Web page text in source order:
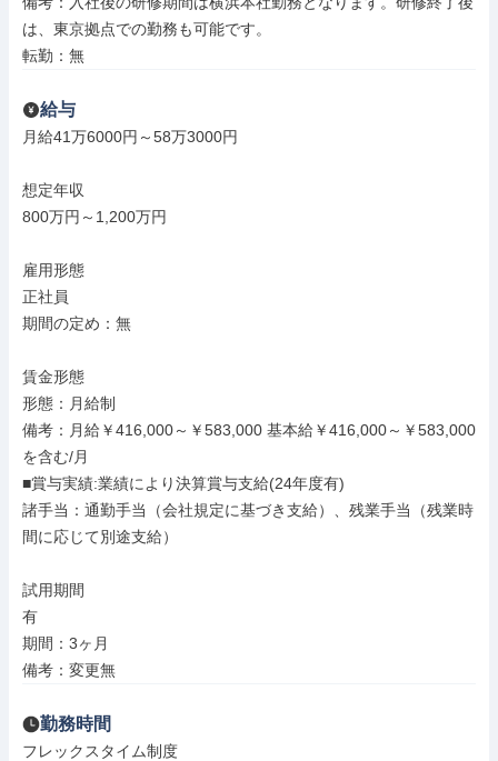
は、東京拠点での勤務も可能です。
転勤：無
給与
月給41万6000円～58万3000円
想定年収
800万円～1,200万円
雇用形態
正社員
期間の定め：無
賃金形態
形態：月給制
備考：月給￥416,000～￥583,000 基本給￥416,000～￥583,000
を含む/月
■賞与実績:業績により決算賞与支給(24年度有)
諸手当：通勤手当（会社規定に基づき支給）、残業手当（残業時
間に応じて別途支給）
試用期間
有
期間：3ヶ月
備考：変更無
勤務時間
フレックスタイム制度